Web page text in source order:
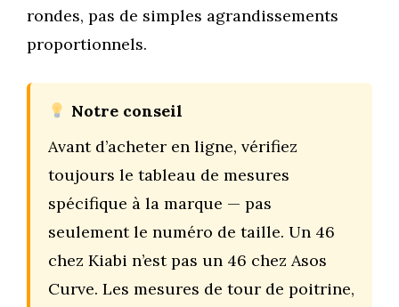
rondes, pas de simples agrandissements
proportionnels.
Notre conseil
Avant d’acheter en ligne, vérifiez
toujours le tableau de mesures
spécifique à la marque — pas
seulement le numéro de taille. Un 46
chez Kiabi n’est pas un 46 chez Asos
Curve. Les mesures de tour de poitrine,